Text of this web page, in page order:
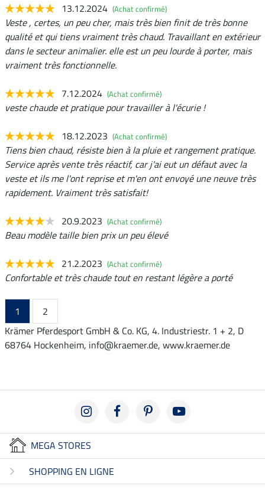
13.12.2024 (Achat confirmé)
Veste , certes, un peu cher, mais très bien finit de très bonne
qualité et qui tiens vraiment très chaud. Travaillant en extérieur
dans le secteur animalier. elle est un peu lourde à porter, mais
vraiment très fonctionnelle.
7.12.2024 (Achat confirmé)
veste chaude et pratique pour travailler à l'écurie !
18.12.2023 (Achat confirmé)
Tiens bien chaud, résiste bien à la pluie et rangement pratique.
Service après vente très réactif, car j'ai eut un défaut avec la
veste et ils me l'ont reprise et m'en ont envoyé une neuve très
rapidement. Vraiment très satisfait!
20.9.2023 (Achat confirmé)
Beau modèle taille bien prix un peu élevé
21.2.2023 (Achat confirmé)
Confortable et très chaude tout en restant légère a porté
1
2
Krämer Pferdesport GmbH & Co. KG, 4. Industriestr. 1 + 2, D
68764 Hockenheim, info@kraemer.de, www.kraemer.de
MEGA STORES
SHOPPING EN LIGNE